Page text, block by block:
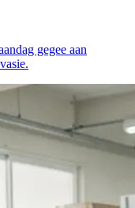
gegee aan